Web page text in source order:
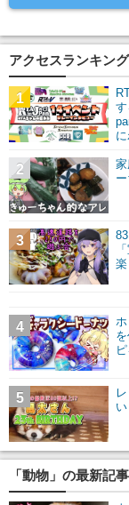
アクセスランキング
1
2
楽
3
4
5
「動物」の最新記事